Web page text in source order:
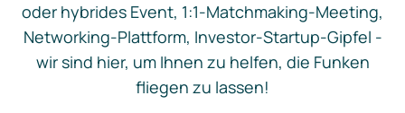
oder hybrides Event, 1:1-Matchmaking-Meeting,
Networking-Plattform, Investor-Startup-Gipfel -
wir sind hier, um Ihnen zu helfen, die Funken
fliegen zu lassen!